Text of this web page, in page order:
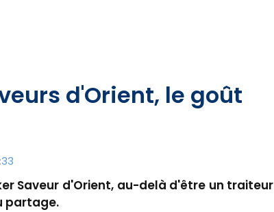
d'Orient, le goût
Saveur d'Orient, au-delà d'être un traiteur
partage.